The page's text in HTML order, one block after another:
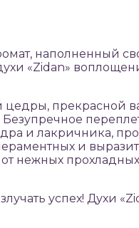
наполненный
«Zidan»
прекрасной
и лакричника,
и
успех! Духи